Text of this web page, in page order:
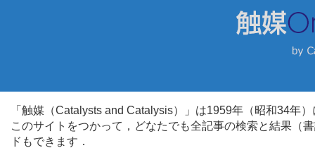
「触媒（Catalysts and Catalysis）」は1959年（昭和34年
このサイトをつかって，どなたでも全記事の検索と結果（
ドもできます．